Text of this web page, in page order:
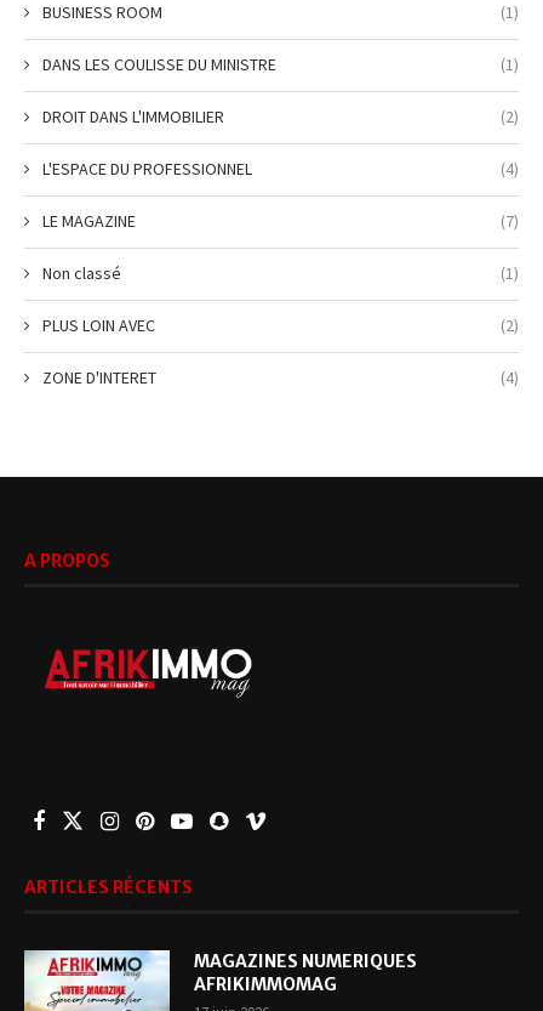
BUSINESS ROOM (1)
DANS LES COULISSE DU MINISTRE (1)
DROIT DANS L'IMMOBILIER (2)
L'ESPACE DU PROFESSIONNEL (4)
LE MAGAZINE (7)
Non classé (1)
PLUS LOIN AVEC (2)
ZONE D'INTERET (4)
A PROPOS
ARTICLES RÉCENTS
MAGAZINES NUMERIQUES
AFRIKIMMOMAG